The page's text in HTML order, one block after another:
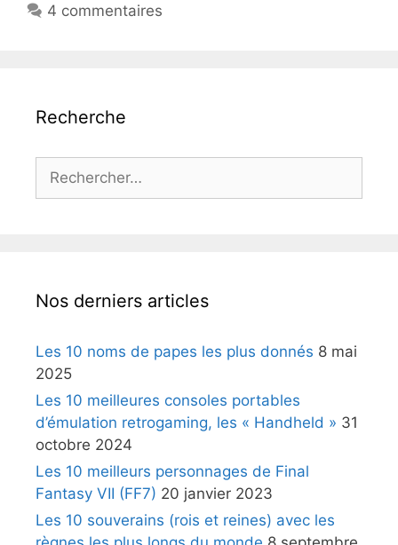
4 commentaires
Recherche
Nos derniers articles
Les 10 noms de papes les plus donnés 8 mai
2025
Les 10 meilleures consoles portables
d’émulation retrogaming, les « Handheld » 31
octobre 2024
Les 10 meilleurs personnages de Final
Fantasy VII (FF7) 20 janvier 2023
Les 10 souverains (rois et reines) avec les